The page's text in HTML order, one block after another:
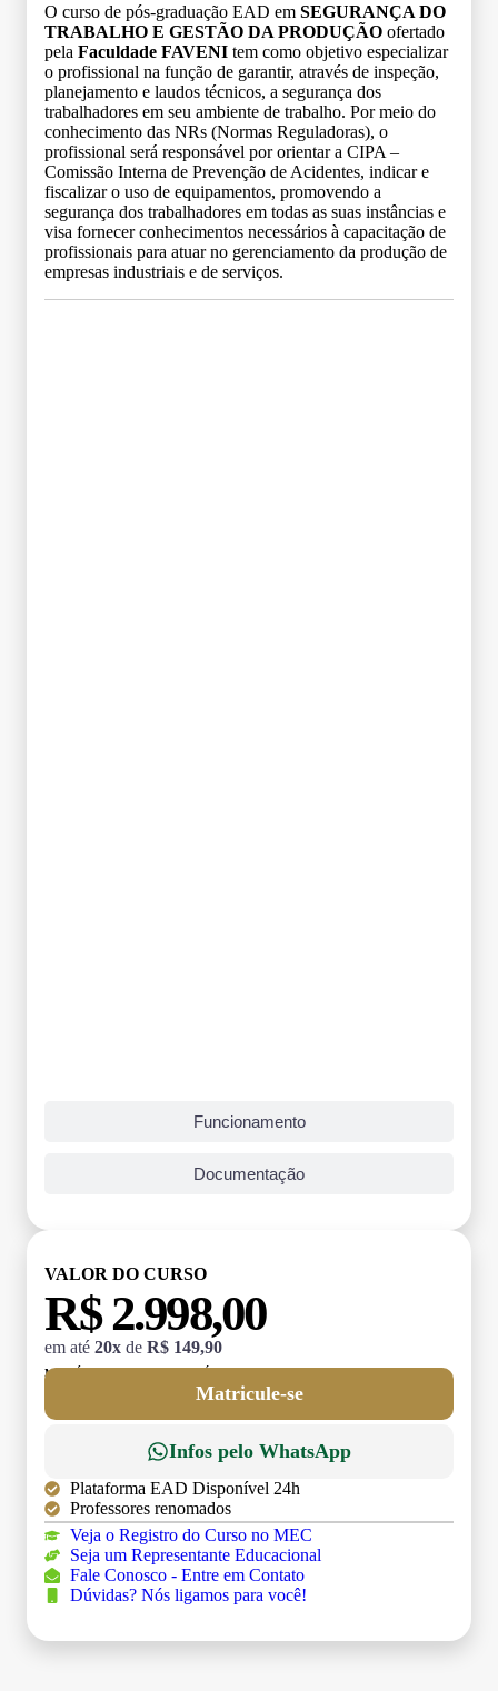
O curso de pós-graduação EAD em SEGURANÇA DO
TRABALHO E GESTÃO DA PRODUÇÃO ofertado
pela Faculdade FAVENI tem como objetivo especializar
o profissional na função de garantir, através de inspeção,
planejamento e laudos técnicos, a segurança dos
trabalhadores em seu ambiente de trabalho. Por meio do
conhecimento das NRs (Normas Reguladoras), o
profissional será responsável por orientar a CIPA –
Comissão Interna de Prevenção de Acidentes, indicar e
fiscalizar o uso de equipamentos, promovendo a
segurança dos trabalhadores em todas as suas instâncias e
visa fornecer conhecimentos necessários à capacitação de
profissionais para atuar no gerenciamento da produção de
empresas industriais e de serviços.
Funcionamento
Documentação
VALOR DO CURSO
R$ 2.998,00
em até 20x de R$ 149,90
MATRÍCULA:
Matricule-se
Infos pelo WhatsApp
Plataforma EAD Disponível 24h
Professores renomados
Veja o Registro do Curso no MEC
Seja um Representante Educacional
Fale Conosco - Entre em Contato
Dúvidas? Nós ligamos para você!